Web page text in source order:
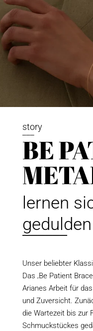
story
___
BE
lernen
gedulden
______
Unser beliebter
Das ‚Be Patient
Arianes Arbeit für
und Zuversicht.
die Wartezeit bis zur
Schmuckstückes